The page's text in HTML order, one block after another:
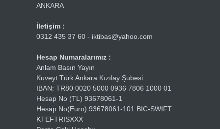
ANKARA
İletişim :
0312 435 37 60 - iktibas@yahoo.com
Hesap Numaralarımız :
Anlam Basın Yayın
Kuveyt Türk Ankara Kızılay Şubesi
IBAN: TR80 0020 5000 0936 7806 1000 01
Hesap No (TL) 93678061-1
Hesap No(Euro) 93678061-101 BIC-SWIFT:
KTEFTRISXXX